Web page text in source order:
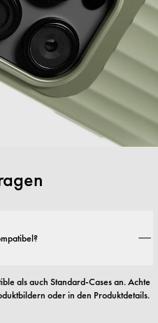
als auch Standard-Cases an. Achte
oder in den Produktdetails.